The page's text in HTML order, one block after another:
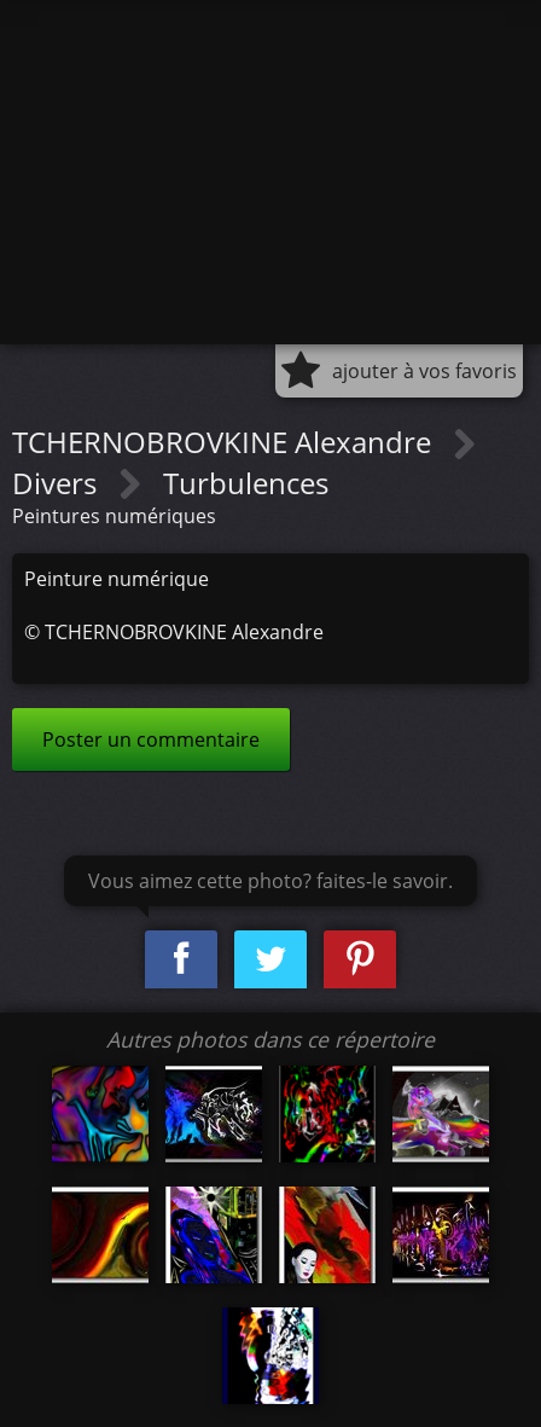
ajouter à vos favoris
TCHERNOBROVKINE Alexandre
Divers
Turbulences
Peintures numériques
Peinture numérique
©TCHERNOBROVKINE Alexandre
Poster un commentaire
Vous aimez cette photo? faites-le savoir.
Autres photos dans ce répertoire